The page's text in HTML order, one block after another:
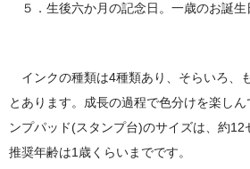
５．生後六か月の記念日。一歳のお誕生
インクの種類は4種類あり、そらいろ、
とあります。成長の過程で色分けを楽し
ンプパッド(スタンプ台)のサイズは、約12
推奨年齢は1歳くらいまでです。